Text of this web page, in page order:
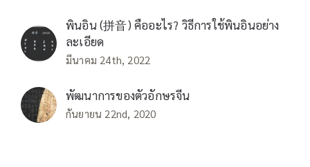
พินอิน (拼音) คืออะไร? วิธีการใช้พินอินอย่าง
ละเอียด
มีนาคม 24th, 2022
พัฒนาการของตัวอักษรจีน
กันยายน 22nd, 2020